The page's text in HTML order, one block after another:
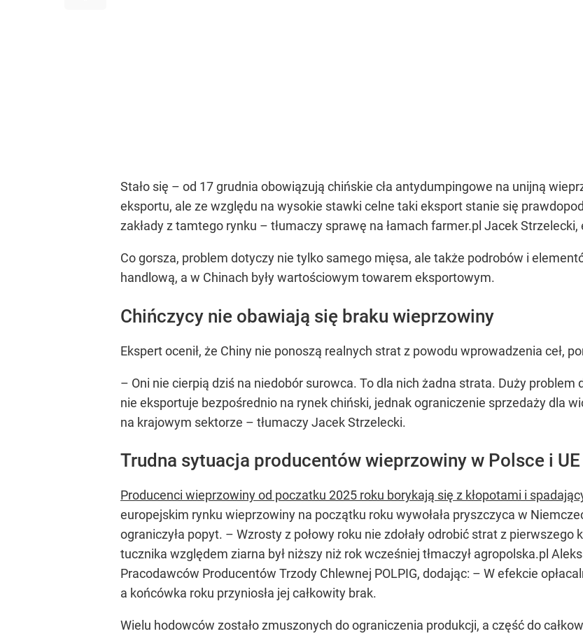
Stało się – od 17 grudnia obowiązują chińskie cła antydumpingowe na unijną
eksportu, ale ze względu na wysokie stawki celne taki eksport stanie się
zakłady z tamtego rynku – tłumaczy sprawę na łamach farmer.pl Jacek
Co gorsza, problem dotyczy nie tylko samego mięsa, ale także podrobów i
handlową, a w Chinach były wartościowym towarem eksportowym.
Chińczycy nie obawiają się braku wieprzowiny
Ekspert ocenił, że Chiny nie ponoszą realnych strat z powodu wprowadzenia ceł,
– Oni nie cierpią dziś na niedobór surowca. To dla nich żadna strata. Duży
nie eksportuje bezpośrednio na rynek chiński, jednak ograniczenie sprzedaży dla
na krajowym sektorze – tłumaczy Jacek Strzelecki.
Trudna sytuacja producentów wieprzowiny w Polsce i UE
Producenci wieprzowiny od poczatku 2025 roku borykają się z kłopotami i
europejskim rynku wieprzowiny na początku roku wywołała pryszczyca w
ograniczyła popyt. – Wzrosty z połowy roku nie zdołały odrobić strat z
tucznika względem ziarna był niższy niż rok wcześniej tłmaczył agropolska.pl
Pracodawców Producentów Trzody Chlewnej POLPIG, dodając: – W efekcie
a końcówka roku przyniosła jej całkowity brak.
Wielu hodowców zostało zmuszonych do ograniczenia produkcji, a część do